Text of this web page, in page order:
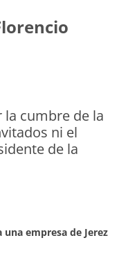
la cumbre de la
ni el
de la
empresa de Jerez